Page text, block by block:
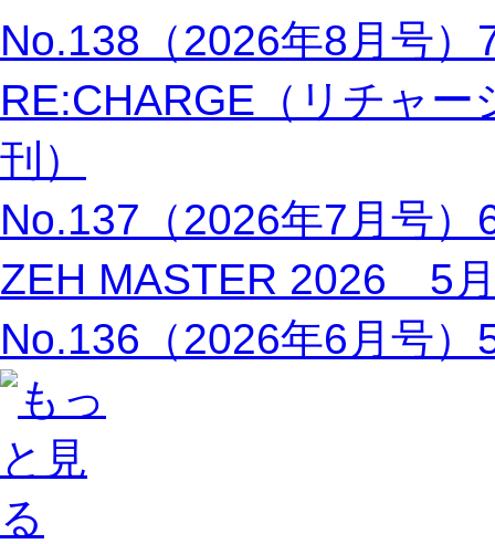
No.138（2026年8月号）
RE:CHARGE（リチャ
刊）
No.137（2026年7月号）
ZEH MASTER 2026 5
No.136（2026年6月号）